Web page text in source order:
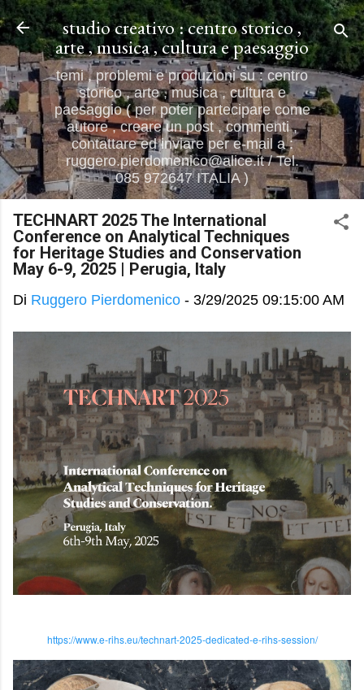
Passa ai contenuti principali
studio creativo : centro storico ,
arte , musica , cultura e paesaggio
temi , problemi e produzioni su : centro
storico , arte , musica , cultura e
paesaggio ( per poter partecipare come
autore , creare un post , commenti ,
contattare ed inviare per e-mail a :
ruggero.pierdomenico@alice.it / Tel.
085 972647 ITALIA )
TECHNART 2025 The International
Conference on Analytical Techniques
for Heritage Studies and Conservation
May 6-9, 2025 | Perugia, Italy
Di Ruggero Pierdomenico - 3/29/2025 09:15:00 AM
https://www.e-rihs.eu/technart-2025-dedicated-e-rihs-session/